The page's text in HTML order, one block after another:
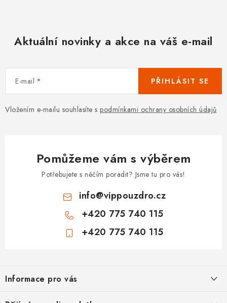
Aktuální novinky a akce na váš e-mail
E-mail
Vložením e-mailu souhlasíte s podmínkami ochrany osobních údajů
PŘIHLÁSIT SE
Pomůžeme vám s výběrem
Potřebujete s něčím poradit? Jsme tu pro vás!
info@vippouzdro.cz
+420 775 740 115
+420 775 740 115
p
a
Informace pro vás
Jak nakupovat